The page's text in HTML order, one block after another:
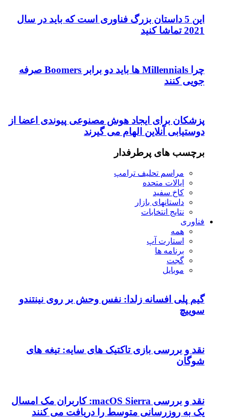
این 5 داستان بزرگ فناوری است که باید در سال
2021 تماشا کنید
چرا Millennials ها باید دو برابر Boomers صرفه
جویی کنند
پزشکان برای ایجاد هوش مصنوعی پیوندی اعضا از
دوستیابی آنلاین الهام می گیرند
برچسب های پرطرفدار
مراسم تحلیف ترامپ
ایالات متحده
کاخ سفید
داستانهای بازار
نتایج انتخابات
فناوری
همه
استارت آپ
برنامه ها
گجت
موبایل
گیم پلی افسانه زلدا: نفس وحش بر روی نینتندو
سوییچ
نقد و بررسی بازی تاکتیک های سایه: تیغه های
شوگان
نقد و بررسی macOS Sierra: کاربران مک امسال
یک به روزرسانی متوسط را دریافت می کنند